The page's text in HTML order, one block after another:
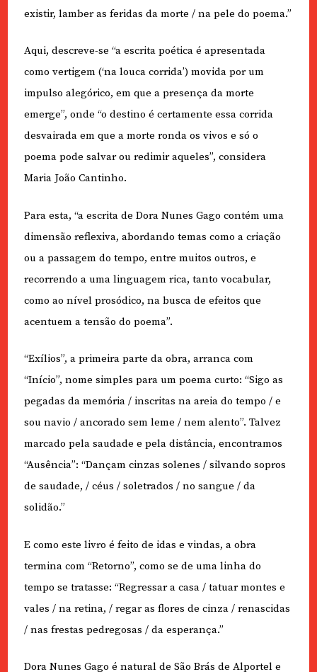
existir, lamber as feridas da morte / na pele do poema.”
Aqui, descreve-se “a escrita poética é apresentada
como vertigem (‘na louca corrida’) movida por um
impulso alegórico, em que a presença da morte
emerge”, onde “o destino é certamente essa corrida
desvairada em que a morte ronda os vivos e só o
poema pode salvar ou redimir aqueles”, considera
Maria João Cantinho.
Para esta, “a escrita de Dora Nunes Gago contém uma
dimensão reflexiva, abordando temas como a criação
ou a passagem do tempo, entre muitos outros, e
recorrendo a uma linguagem rica, tanto vocabular,
como ao nível prosódico, na busca de efeitos que
acentuem a tensão do poema”.
“Exílios”, a primeira parte da obra, arranca com
“Início”, nome simples para um poema curto: “Sigo as
pegadas da memória / inscritas na areia do tempo / e
sou navio / ancorado sem leme / nem alento”. Talvez
marcado pela saudade e pela distância, encontramos
“Ausência”: “Dançam cinzas solenes / silvando sopros
de saudade, / céus / soletrados / no sangue / da
solidão.”
E como este livro é feito de idas e vindas, a obra
termina com “Retorno”, como se de uma linha do
tempo se tratasse: “Regressar a casa / tatuar montes e
vales / na retina, / regar as flores de cinza / renascidas
/ nas frestas pedregosas / da esperança.”
Dora Nunes Gago é natural de São Brás de Alportel e